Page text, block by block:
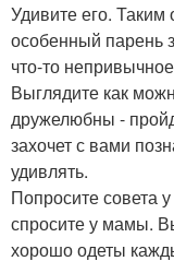
Удивите его.
особенный парень
что-то
Выглядите как
дружелюбны -
захочет с вами
удивлять.
Попросите совета
спросите у мамы.
хорошо одеты